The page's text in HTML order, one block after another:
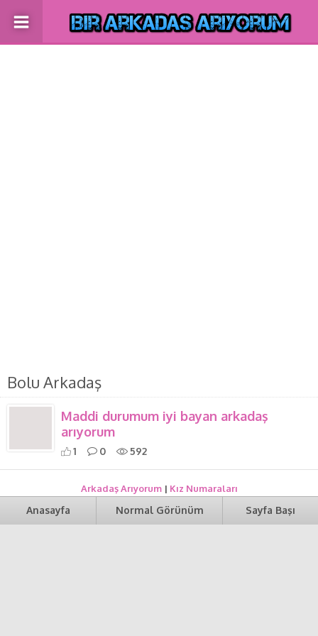
Bolu Arkadaş
Maddi durumum iyi bayan arkadaş
arıyorum
1 0 592
Arkadaş Arıyorum| Kız Numaraları
Anasayfa Normal Görünüm Sayfa Başı